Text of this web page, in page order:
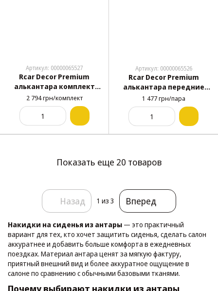
Артикул: 00000065527
Rcar Decor Premium
алькантара комплект
графитово-серые
2 794 грн/комплект
Артикул: 00000065526
Rcar Decor Premium
алькантара передние
графитово-серые
1 477 грн/пара
Показать еще 20 товаров
Назад 1 из 3 Вперед
Накидки на сиденья из антары — это практичный
вариант для тех, кто хочет защитить сиденья, сделать салон
аккуратнее и добавить больше комфорта в ежедневных
поездках. Материал антара ценят за мягкую фактуру,
приятный внешний вид и более аккуратное ощущение в
салоне по сравнению с обычными базовыми тканями.
Почему выбирают накидки из антары